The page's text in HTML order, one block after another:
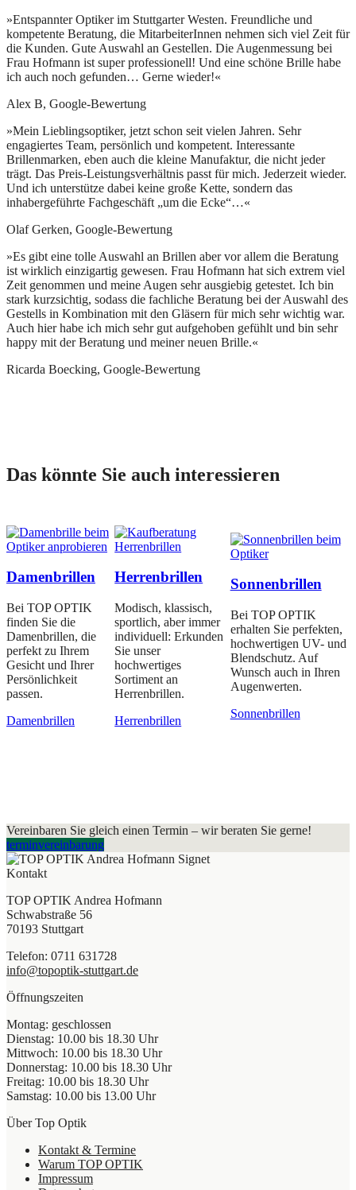
»Entspannter Optiker im Stuttgarter Westen. Freundliche und
kompetente Beratung, die MitarbeiterInnen nehmen sich viel Zeit für
die Kunden. Gute Auswahl an Gestellen. Die Augenmessung bei
Frau Hofmann ist super professionell! Und eine schöne Brille habe
ich auch noch gefunden… Gerne wieder!«
Alex B, Google-Bewertung
»Mein Lieblingsoptiker, jetzt schon seit vielen Jahren. Sehr
engagiertes Team, persönlich und kompetent. Interessante
Brillenmarken, eben auch die kleine Manufaktur, die nicht jeder
trägt. Das Preis-Leistungsverhältnis passt für mich. Jederzeit wieder.
Und ich unterstütze dabei keine große Kette, sondern das
inhabergeführte Fachgeschäft „um die Ecke“…«
Olaf Gerken, Google-Bewertung
»Es gibt eine tolle Auswahl an Brillen aber vor allem die Beratung
ist wirklich einzigartig gewesen. Frau Hofmann hat sich extrem viel
Zeit genommen und meine Augen sehr ausgiebig getestet. Ich bin
stark kurzsichtig, sodass die fachliche Beratung bei der Auswahl des
Gestells in Kombination mit den Gläsern für mich sehr wichtig war.
Auch hier habe ich mich sehr gut aufgehoben gefühlt und bin sehr
happy mit der Beratung und meiner neuen Brille.«
Ricarda Boecking, Google-Bewertung
Das könnte Sie auch interessieren
Damenbrillen
Bei TOP OPTIK
finden Sie die
Damenbrillen, die
perfekt zu Ihrem
Gesicht und Ihrer
Persönlichkeit
passen.
Damenbrillen
Herrenbrillen
Modisch, klassisch,
sportlich, aber immer
individuell: Erkunden
Sie unser
hochwertiges
Sortiment an
Herrenbrillen.
Herrenbrillen
Sonnenbrillen
Bei TOP OPTIK
erhalten Sie perfekten,
hochwertigen UV- und
Blendschutz. Auf
Wunsch auch in Ihren
Augenwerten.
Sonnenbrillen
Vereinbaren Sie gleich einen Termin – wir beraten Sie gerne!
terminvereinbarung
Kontakt
TOP OPTIK Andrea Hofmann
Schwabstraße 56
70193 Stuttgart
Telefon: 0711 631728
info@topoptik-stuttgart.de
Öffnungszeiten
Montag: geschlossen
Dienstag: 10.00 bis 18.30 Uhr
Mittwoch: 10.00 bis 18.30 Uhr
Donnerstag: 10.00 bis 18.30 Uhr
Freitag: 10.00 bis 18.30 Uhr
Samstag: 10.00 bis 13.00 Uhr
Über Top Optik
Kontakt & Termine
Warum TOP OPTIK
Impressum